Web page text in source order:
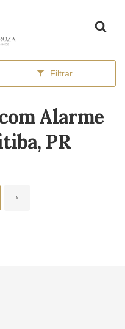
Filtrar
Alarme
PR
›